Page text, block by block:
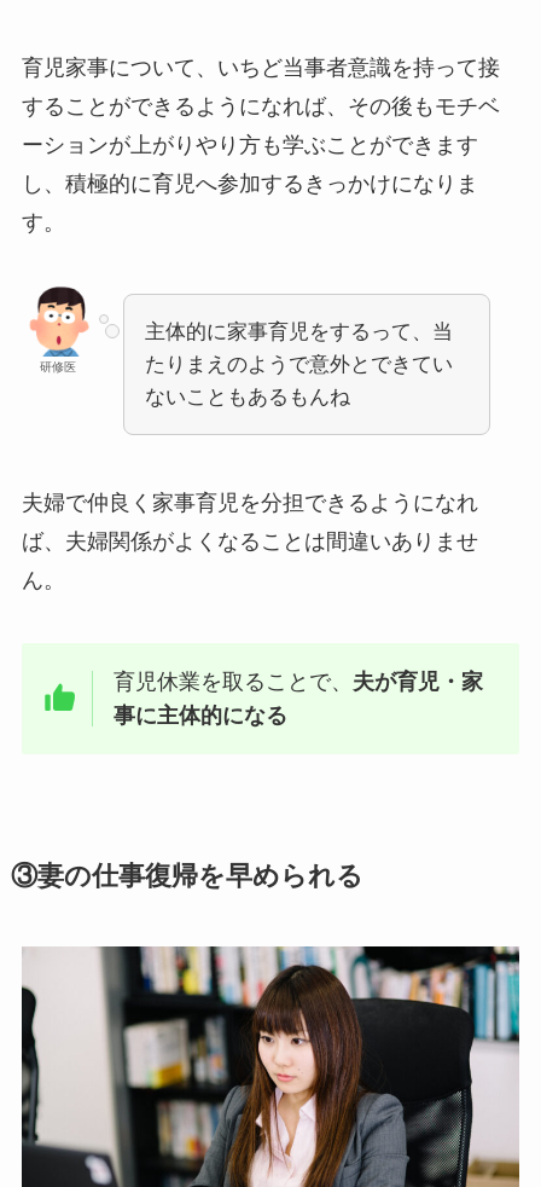
育児家事について、いちど当事者意識を持って接
することができるようになれば、その後もモチベ
ーションが上がりやり方も学ぶことができます
し、積極的に育児へ参加するきっかけになりま
す。
研修医
主体的に家事育児をするって、当
たりまえのようで意外とできてい
ないこともあるもんね
夫婦で仲良く家事育児を分担できるようになれ
ば、夫婦関係がよくなることは間違いありませ
ん。
育児休業を取ることで、 夫が育児・家
事に主体的になる
③妻の仕事復帰を早められる